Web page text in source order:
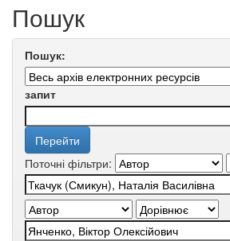
Пошук
Пошук:
запит
Поточні фільтри: